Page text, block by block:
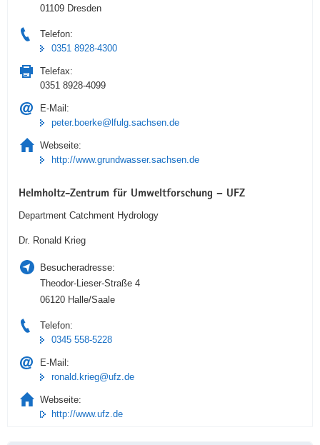
01109 Dresden
Telefon:
0351 8928-4300
Telefax:
0351 8928-4099
E-Mail:
peter.boerke@lfulg.sachsen.de
Webseite:
http://www.grundwasser.sachsen.de
Helmholtz-Zentrum für Umweltforschung – UFZ
Department Catchment Hydrology
Dr. Ronald Krieg
Besucheradresse:
Theodor-Lieser-Straße 4
06120 Halle/Saale
Telefon:
0345 558-5228
E-Mail:
ronald.krieg@ufz.de
Webseite:
http://www.ufz.de